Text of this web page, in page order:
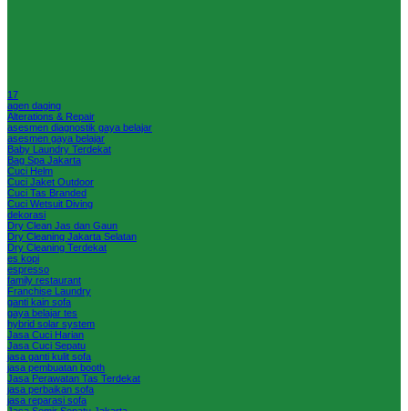
17
agen daging
Alterations & Repair
asesmen diagnostik gaya belajar
asesmen gaya belajar
Baby Laundry Terdekat
Bag Spa Jakarta
Cuci Helm
Cuci Jaket Outdoor
Cuci Tas Branded
Cuci Wetsuit Diving
dekorasi
Dry Clean Jas dan Gaun
Dry Cleaning Jakarta Selatan
Dry Cleaning Terdekat
es kopi
espresso
family restaurant
Franchise Laundry
ganti kain sofa
gaya belajar tes
hybrid solar system
Jasa Cuci Harian
Jasa Cuci Sepatu
jasa ganti kulit sofa
jasa pembuatan booth
Jasa Perawatan Tas Terdekat
jasa perbaikan sofa
jasa reparasi sofa